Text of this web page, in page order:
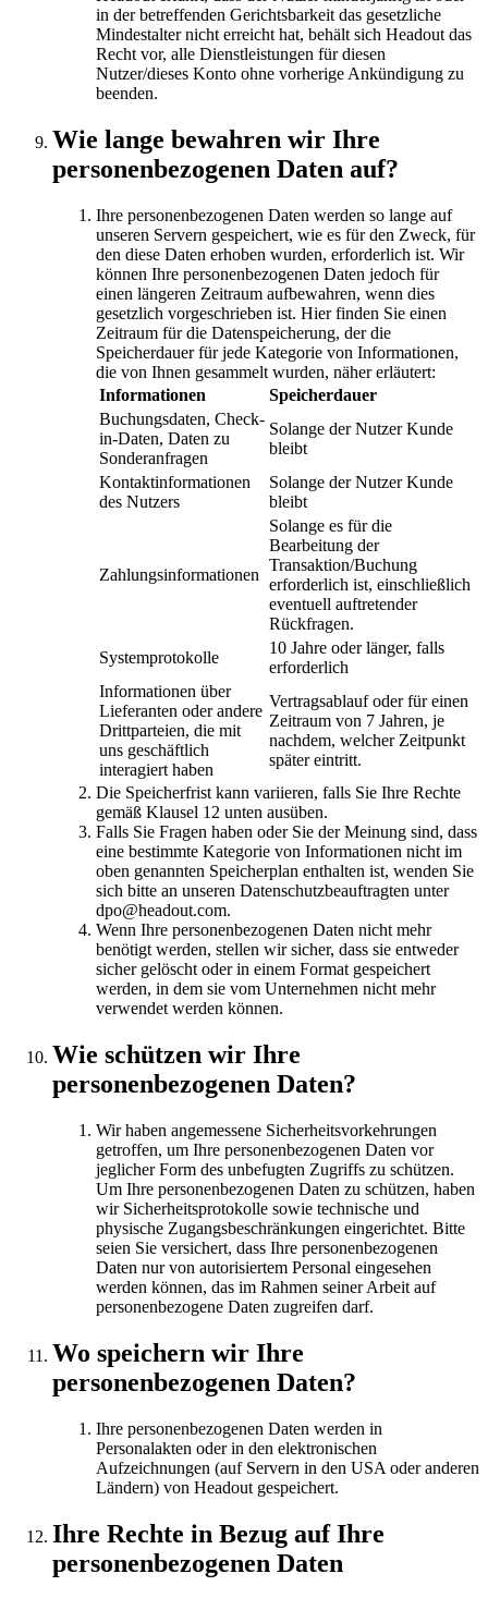
in der betreffenden Gerichtsbarkeit das gesetzliche
Mindestalter nicht erreicht hat, behält sich Headout das
Recht vor, alle Dienstleistungen für diesen
Nutzer/dieses Konto ohne vorherige Ankündigung zu
beenden.
Wie lange bewahren wir Ihre
personenbezogenen Daten auf?
Ihre personenbezogenen Daten werden so lange auf
unseren Servern gespeichert, wie es für den Zweck, für
den diese Daten erhoben wurden, erforderlich ist. Wir
können Ihre personenbezogenen Daten jedoch für
einen längeren Zeitraum aufbewahren, wenn dies
gesetzlich vorgeschrieben ist. Hier finden Sie einen
Zeitraum für die Datenspeicherung, der die
Speicherdauer für jede Kategorie von Informationen,
die von Ihnen gesammelt wurden, näher erläutert:
Informationen
Speicherdauer
Buchungsdaten, Check-
in-Daten, Daten zu
Sonderanfragen
Solange der Nutzer Kunde
bleibt
Kontaktinformationen
des Nutzers
Solange der Nutzer Kunde
bleibt
Zahlungsinformationen
Solange es für die
Bearbeitung der
Transaktion/Buchung
erforderlich ist, einschließlich
eventuell auftretender
Rückfragen.
Systemprotokolle
10 Jahre oder länger, falls
erforderlich
Informationen über
Lieferanten oder andere
Drittparteien, die mit
uns geschäftlich
interagiert haben
Vertragsablauf oder für einen
Zeitraum von 7 Jahren, je
nachdem, welcher Zeitpunkt
später eintritt.
Die Speicherfrist kann variieren, falls Sie Ihre Rechte
gemäß Klausel 12 unten ausüben.
Falls Sie Fragen haben oder Sie der Meinung sind, dass
eine bestimmte Kategorie von Informationen nicht im
oben genannten Speicherplan enthalten ist, wenden Sie
sich bitte an unseren Datenschutzbeauftragten unter
dpo@headout.com.
Wenn Ihre personenbezogenen Daten nicht mehr
benötigt werden, stellen wir sicher, dass sie entweder
sicher gelöscht oder in einem Format gespeichert
werden, in dem sie vom Unternehmen nicht mehr
verwendet werden können.
Wie schützen wir Ihre
personenbezogenen Daten?
Wir haben angemessene Sicherheitsvorkehrungen
getroffen, um Ihre personenbezogenen Daten vor
jeglicher Form des unbefugten Zugriffs zu schützen.
Um Ihre personenbezogenen Daten zu schützen, haben
wir Sicherheitsprotokolle sowie technische und
physische Zugangsbeschränkungen eingerichtet. Bitte
seien Sie versichert, dass Ihre personenbezogenen
Daten nur von autorisiertem Personal eingesehen
werden können, das im Rahmen seiner Arbeit auf
personenbezogene Daten zugreifen darf.
Wo speichern wir Ihre
personenbezogenen Daten?
Ihre personenbezogenen Daten werden in
Personalakten oder in den elektronischen
Aufzeichnungen (auf Servern in den USA oder anderen
Ländern) von Headout gespeichert.
Ihre Rechte in Bezug auf Ihre
personenbezogenen Daten